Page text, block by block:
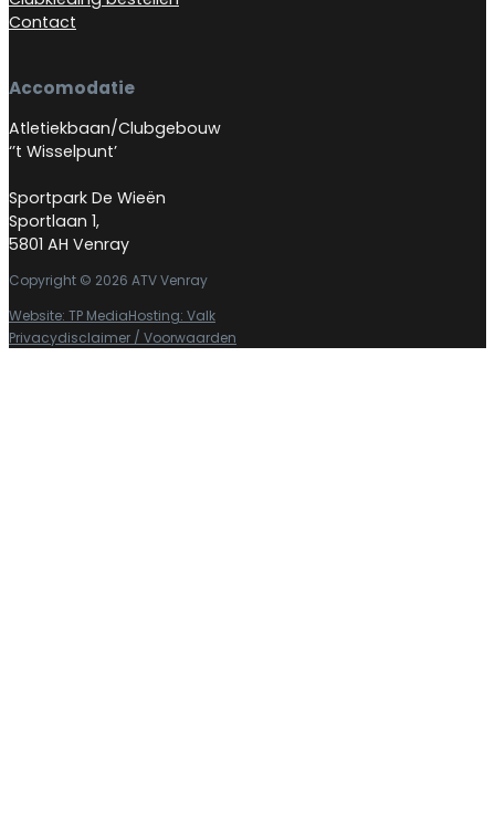
Contact
Accomodatie
Atletiekbaan/Clubgebouw
‘’t Wisselpunt’
Sportpark De Wieën
Sportlaan 1,
5801 AH Venray
Copyright © 2026 ATV Venray
Website: TP MediaHosting: Valk
Privacydisclaimer / Voorwaarden